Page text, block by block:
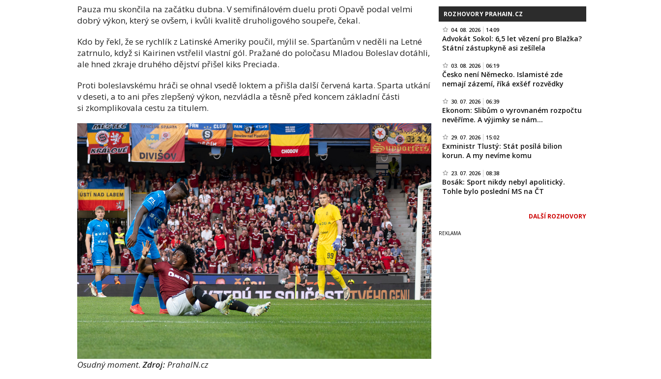
Pauza mu skončila na začátku dubna. V semifinálovém duelu proti Opavě podal velmi
dobrý výkon, který se ovšem, i kvůli kvalitě druholigového soupeře, čekal.
Kdo by řekl, že se rychlík z Latinské Ameriky poučil, mýlil se. Sparťanům v neděli na Letné
zatrnulo, když si Kairinen vstřelil vlastní gól. Pražané do poločasu Mladou Boleslav dotáhli,
ale hned zkraje druhého dějství přišel kiks Preciada.
Proti boleslavskému hráči se ohnal vsedě loktem a přišla další červená karta. Sparta utkání
v deseti, a to ani přes zlepšený výkon, nezvládla a těsně před koncem základní části
si zkomplikovala cestu za titulem.
Osudný moment.Zdroj: PrahaIN.cz
ROZHOVORY PRAHAIN.CZ
04. 08. 2026 14:09
Advokát Sokol: 6,5 let vězení pro Blažka?
Státní zástupkyně asi zešílela
03. 08. 2026 06:19
Česko není Německo. Islamisté zde
nemají zázemí, říká exšéf rozvědky
30. 07. 2026 06:39
Ekonom: Slibům o vyrovnaném rozpočtu
nevěříme. A výjimky se nám…
29. 07. 2026 15:02
Exministr Tlustý: Stát posílá bilion
korun. A my nevíme komu
23. 07. 2026 08:38
Bosák: Sport nikdy nebyl apolitický.
Tohle bylo poslední MS na ČT
DALŠÍ ROZHOVORY